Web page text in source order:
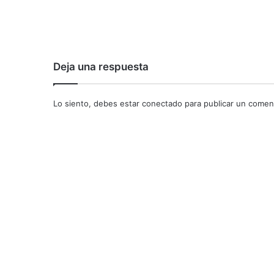
Deja una respuesta
Lo siento, debes estar conectado para publicar un